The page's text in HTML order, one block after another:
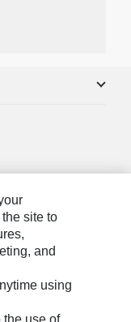
site to
and
using
the use of